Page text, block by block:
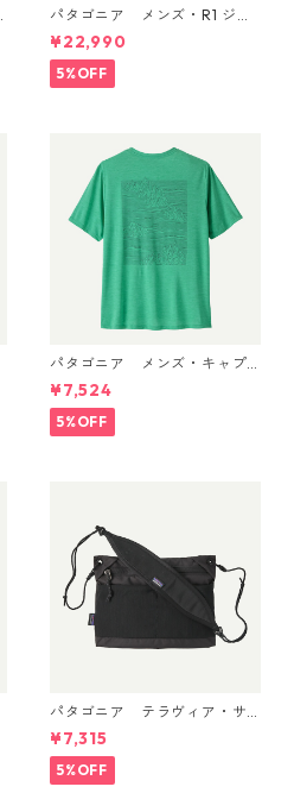
パタゴニア メンズ・R1 ジャ
ケット (カラー Coal Orang
e) Patagonia Men's R1® Flee
ce Jacket 日本正規品 製品
番号 40129
¥22,990
5%OFF
パタゴニア メンズ・キャプ
リーン・クール・デイリー・
シャツ（ストラタスパイア）
(カラー Feather Grey) Pat
agonia Men's Capilene® Co
¥7,524
5%OFF
パタゴニア テラヴィア・サ
コッシュ 3L (カラー Black)
Patagonia Terravia Sacoche
Bag 3L 日本正規品 製品番号
48835
¥7,315
5%OFF